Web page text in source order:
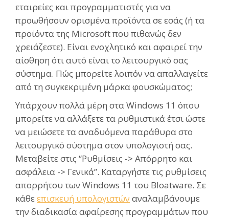
εταιρείες και προγραμματιστές για να
προωθήσουν ορισμένα προϊόντα σε εσάς (ή τα
προϊόντα της Microsoft που πιθανώς δεν
χρειάζεστε). Είναι ενοχλητικό και αφαιρεί την
αίσθηση ότι αυτό είναι το λειτουργικό σας
σύστημα. Πώς μπορείτε λοιπόν να απαλλαγείτε
από τη συγκεκριμένη μάρκα φουσκώματος;
Υπάρχουν πολλά μέρη στα Windows 11 όπου
μπορείτε να αλλάξετε τα ρυθμιστικά έτσι ώστε
να μειώσετε τα αναδυόμενα παράθυρα στο
λειτουργικό σύστημα στον υπολογιστή σας.
Μεταβείτε στις “Ρυθμίσεις -> Απόρρητο και
ασφάλεια -> Γενικά”. Καταργήστε τις ρυθμίσεις
απορρήτου των Windows 11 του Bloatware. Σε
κάθεεπισκευή υπολογιστών αναλαμβάνουμε
την διαδικασία αφαίρεσης προγραμμάτων που